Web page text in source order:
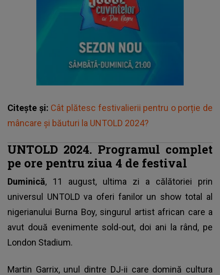
Citește și: Cât plătesc festivalierii pentru o porție de
mâncare și băuturi la UNTOLD 2024?
UNTOLD 2024. Programul complet
pe ore pentru ziua 4 de festival
Duminică, 11 august, ultima zi a călătoriei prin
universul UNTOLD va oferi fanilor un show total al
nigerianului Burna Boy, singurul artist african care a
avut două evenimente sold-out, doi ani la rând, pe
London Stadium.
Martin Garrix, unul dintre DJ-ii care domină cultura